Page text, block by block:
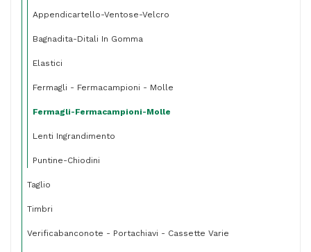
Appendicartello-Ventose-Velcro
Bagnadita-Ditali In Gomma
Elastici
Fermagli - Fermacampioni - Molle
Fermagli-Fermacampioni-Molle
Lenti Ingrandimento
Puntine-Chiodini
Taglio
Timbri
Verificabanconote - Portachiavi - Cassette Varie